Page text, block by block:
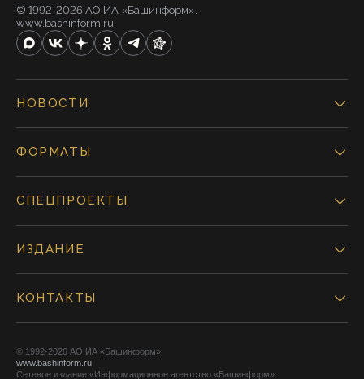
© 1992-2026 АО ИА «Башинформ».
www.bashinform.ru
НОВОСТИ
ФОРМАТЫ
СПЕЦПРОЕКТЫ
ИЗДАНИЕ
КОНТАКТЫ
© 1992-2026 АО ИА «Башинформ».
www.bashinform.ru
Сетевое издание «Информационное агентство «Башинформ»